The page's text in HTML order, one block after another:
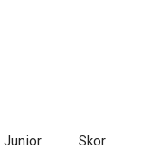
Junior Skor